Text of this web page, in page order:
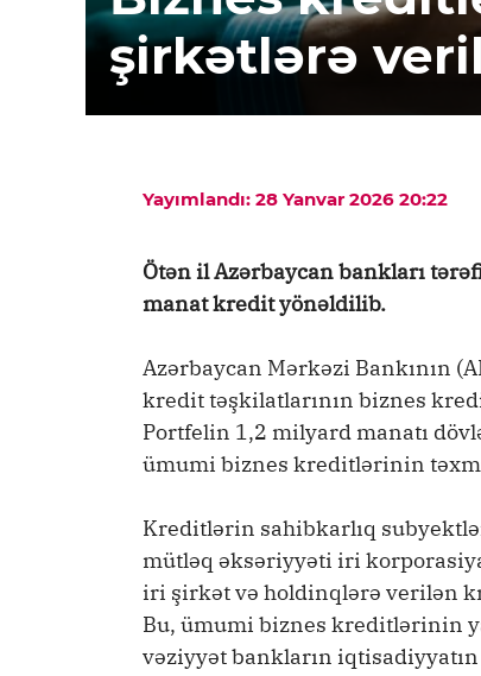
şirkətlərə
Yayımlandı: 28 Yanvar 2026 20:22
Ötən il Azərbaycan bankları
manat kredit yönəldilib.
Azərbaycan Mərkəzi Bankının
kredit təşkilatlarının biznes
Portfelin 1,2 milyard manatı
ümumi biznes kreditlərinin
Kreditlərin sahibkarlıq
mütləq əksəriyyəti iri
iri şirkət və holdinqlərə verilən
Bu, ümumi biznes kreditlərinin
vəziyyət bankların